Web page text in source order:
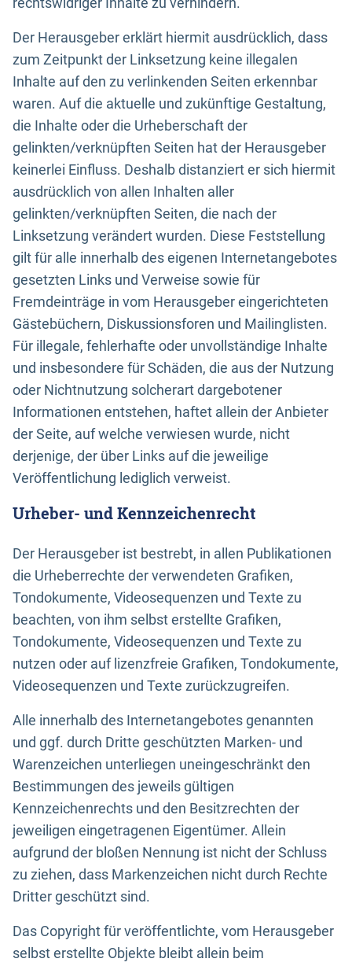
Der Herausgeber erklärt hiermit ausdrücklich, dass
zum Zeitpunkt der Linksetzung keine illegalen
Inhalte auf den zu verlinkenden Seiten erkennbar
waren. Auf die aktuelle und zukünftige Gestaltung,
die Inhalte oder die Urheberschaft der
gelinkten/verknüpften Seiten hat der Herausgeber
keinerlei Einfluss. Deshalb distanziert er sich hiermit
ausdrücklich von allen Inhalten aller
gelinkten/verknüpften Seiten, die nach der
Linksetzung verändert wurden. Diese Feststellung
gilt für alle innerhalb des eigenen Internetangebotes
gesetzten Links und Verweise sowie für
Fremdeinträge in vom Herausgeber eingerichteten
Gästebüchern, Diskussionsforen und Mailinglisten.
Für illegale, fehlerhafte oder unvollständige Inhalte
und insbesondere für Schäden, die aus der Nutzung
oder Nichtnutzung solcherart dargebotener
Informationen entstehen, haftet allein der Anbieter
der Seite, auf welche verwiesen wurde, nicht
derjenige, der über Links auf die jeweilige
Veröffentlichung lediglich verweist.
Urheber- und Kennzeichenrecht
Der Herausgeber ist bestrebt, in allen Publikationen
die Urheberrechte der verwendeten Grafiken,
Tondokumente, Videosequenzen und Texte zu
beachten, von ihm selbst erstellte Grafiken,
Tondokumente, Videosequenzen und Texte zu
nutzen oder auf lizenzfreie Grafiken, Tondokumente,
Videosequenzen und Texte zurückzugreifen.
Alle innerhalb des Internetangebotes genannten
und ggf. durch Dritte geschützten Marken- und
Warenzeichen unterliegen uneingeschränkt den
Bestimmungen des jeweils gültigen
Kennzeichenrechts und den Besitzrechten der
jeweiligen eingetragenen Eigentümer. Allein
aufgrund der bloßen Nennung ist nicht der Schluss
zu ziehen, dass Markenzeichen nicht durch Rechte
Dritter geschützt sind.
Das Copyright für veröffentlichte, vom Herausgeber
selbst erstellte Objekte bleibt allein beim